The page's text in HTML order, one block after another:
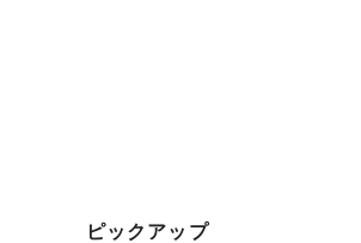
ピックアップ